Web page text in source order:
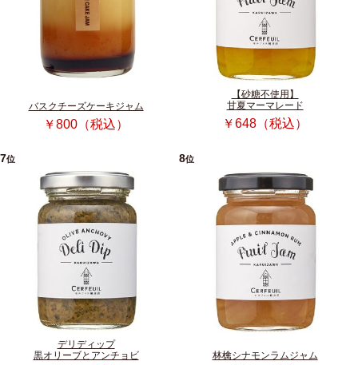
バスクチーズケーキジャム
￥800（税込）
【砂糖不使用】
甘夏マーマレード
￥648（税込）
7位
デリディップ
黒オリーブとアンチョビ
8位
林檎シナモンラムジャム